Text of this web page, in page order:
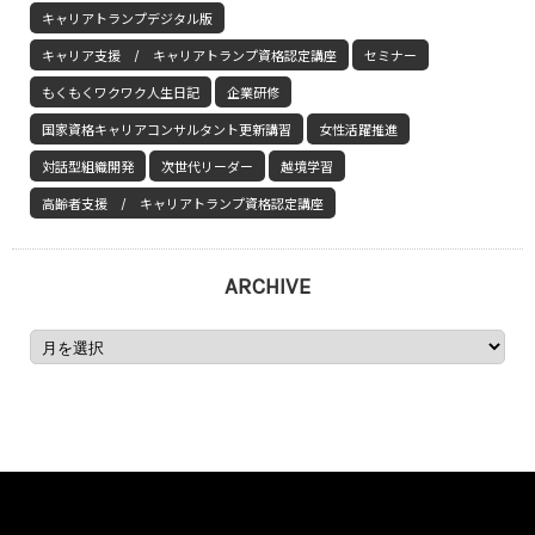
キャリアトランプデジタル版
キャリア支援 / キャリアトランプ資格認定講座 セミナー
もくもくワクワク人生日記 企業研修
国家資格キャリアコンサルタント更新講習 女性活躍推進
対話型組織開発 次世代リーダー 越境学習
高齢者支援 / キャリアトランプ資格認定講座
ARCHIVE